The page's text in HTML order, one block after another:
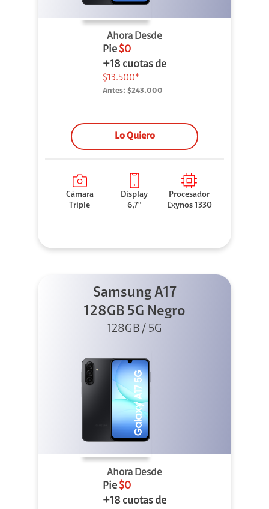
Ahora Desde
Pie $0
+18 cuotas de
$13.500*
Antes: $243.000
Lo Quiero
Cámara
Triple
Display
6,7"
Procesador
Exynos 1330
Samsung A17
128GB 5G Negro
128GB / 5G
Ahora Desde
Pie $0
+18 cuotas de